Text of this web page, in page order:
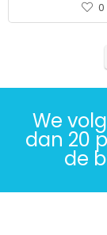
0
We
dan 20
de